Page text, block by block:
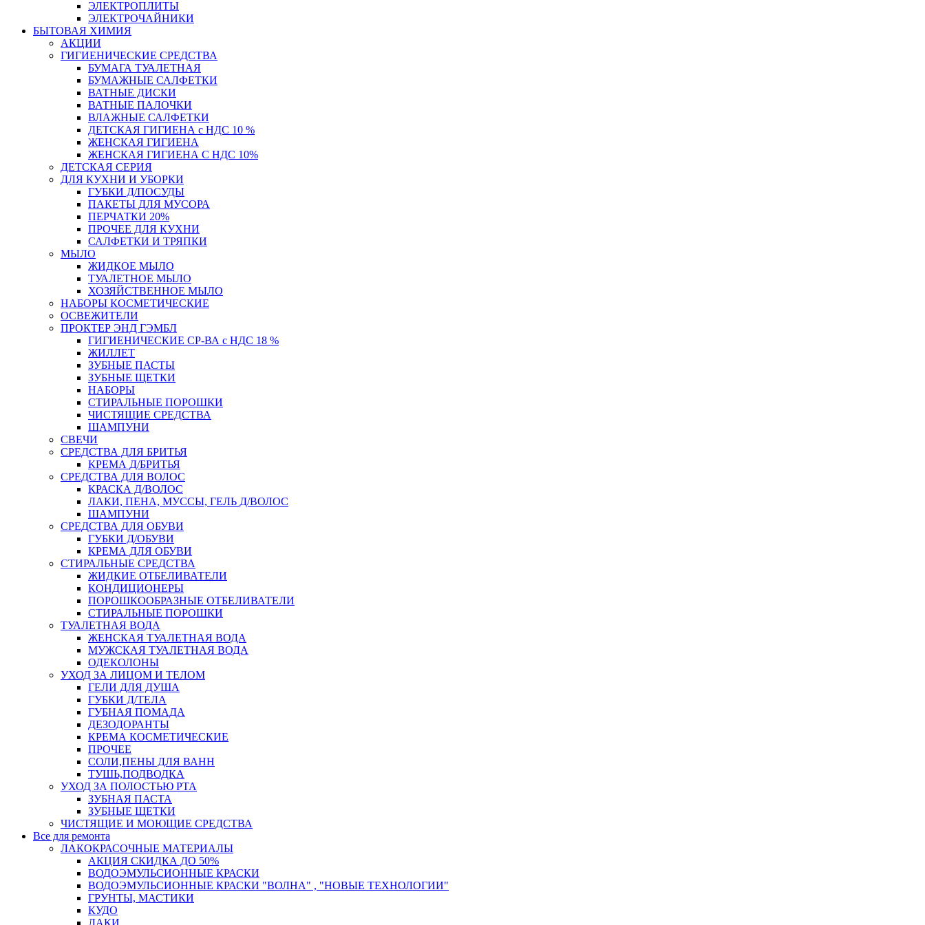
ЭЛЕКТРОПЛИТЫ
ЭЛЕКТРОЧАЙНИКИ
БЫТОВАЯ ХИМИЯ
АКЦИИ
ГИГИЕНИЧЕСКИЕ СРЕДСТВА
БУМАГА ТУАЛЕТНАЯ
БУМАЖНЫЕ САЛФЕТКИ
ВАТНЫЕ ДИСКИ
ВАТНЫЕ ПАЛОЧКИ
ВЛАЖНЫЕ САЛФЕТКИ
ДЕТСКАЯ ГИГИЕНА с НДС 10 %
ЖЕНСКАЯ ГИГИЕНА
ЖЕНСКАЯ ГИГИЕНА С НДС 10%
ДЕТСКАЯ СЕРИЯ
ДЛЯ КУХНИ И УБОРКИ
ГУБКИ Д/ПОСУДЫ
ПАКЕТЫ ДЛЯ МУСОРА
ПЕРЧАТКИ 20%
ПРОЧЕЕ ДЛЯ КУХНИ
САЛФЕТКИ И ТРЯПКИ
МЫЛО
ЖИДКОЕ МЫЛО
ТУАЛЕТНОЕ МЫЛО
ХОЗЯЙСТВЕННОЕ МЫЛО
НАБОРЫ КОСМЕТИЧЕСКИЕ
ОСВЕЖИТЕЛИ
ПРОКТЕР ЭНД ГЭМБЛ
ГИГИЕНИЧЕСКИЕ СР-ВА с НДС 18 %
ЖИЛЛЕТ
ЗУБНЫЕ ПАСТЫ
ЗУБНЫЕ ЩЕТКИ
НАБОРЫ
СТИРАЛЬНЫЕ ПОРОШКИ
ЧИСТЯЩИЕ СРЕДСТВА
ШАМПУНИ
СВЕЧИ
СРЕДСТВА ДЛЯ БРИТЬЯ
КРЕМА Д/БРИТЬЯ
СРЕДСТВА ДЛЯ ВОЛОС
КРАСКА Д/ВОЛОС
ЛАКИ, ПЕНА, МУССЫ, ГЕЛЬ Д/ВОЛОС
ШАМПУНИ
СРЕДСТВА ДЛЯ ОБУВИ
ГУБКИ Д/ОБУВИ
КРЕМА ДЛЯ ОБУВИ
СТИРАЛЬНЫЕ СРЕДСТВА
ЖИДКИЕ ОТБЕЛИВАТЕЛИ
КОНДИЦИОНЕРЫ
ПОРОШКООБРАЗНЫЕ ОТБЕЛИВАТЕЛИ
СТИРАЛЬНЫЕ ПОРОШКИ
ТУАЛЕТНАЯ ВОДА
ЖЕНСКАЯ ТУАЛЕТНАЯ ВОДА
МУЖСКАЯ ТУАЛЕТНАЯ ВОДА
ОДЕКОЛОНЫ
УХОД ЗА ЛИЦОМ И ТЕЛОМ
ГЕЛИ ДЛЯ ДУША
ГУБКИ Д/ТЕЛА
ГУБНАЯ ПОМАДА
ДЕЗОДОРАНТЫ
КРЕМА КОСМЕТИЧЕСКИЕ
ПРОЧЕЕ
СОЛИ,ПЕНЫ ДЛЯ ВАНН
ТУШЬ,ПОДВОДКА
УХОД ЗА ПОЛОСТЬЮ РТА
ЗУБНАЯ ПАСТА
ЗУБНЫЕ ЩЕТКИ
ЧИСТЯЩИЕ И МОЮЩИЕ СРЕДСТВА
Все для ремонта
ЛАКОКРАСОЧНЫЕ МАТЕРИАЛЫ
АКЦИЯ СКИДКА ДО 50%
ВОДОЭМУЛЬСИОННЫЕ КРАСКИ
ВОДОЭМУЛЬСИОННЫЕ КРАСКИ "ВОЛНА" , "НОВЫЕ ТЕХНОЛОГИИ"
ГРУНТЫ, МАСТИКИ
КУДО